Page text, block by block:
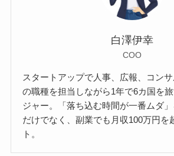
白澤伊幸
COO
スタートアップで人事、広報、コン
の職種を担当しながら1年で6カ国を
ジャー。「落ち込む時間が一番ムダ
だけでなく、副業でも月収100万円を
ト。